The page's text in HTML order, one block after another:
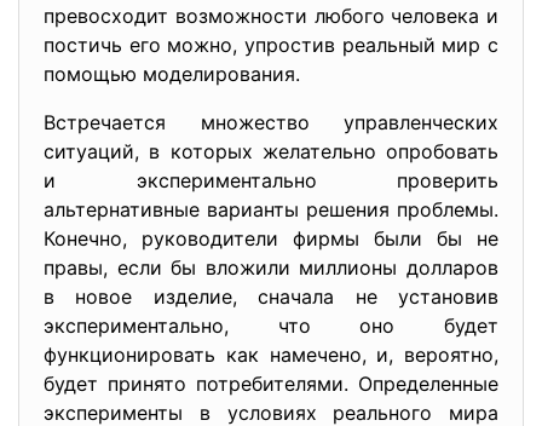
превосходит возможности любого человека и
постичь его можно, упростив реальный мир с
помощью моделирования.
Встречается множество управленческих
ситуаций, в которых желательно опробовать
и экспериментально проверить
альтернативные варианты решения проблемы.
Конечно, руководители фирмы были бы не
правы, если бы вложили миллионы долларов
в новое изделие, сначала не установив
экспериментально, что оно будет
функционировать как намечено, и, вероятно,
будет принято потребителями. Определенные
эксперименты в условиях реального мира